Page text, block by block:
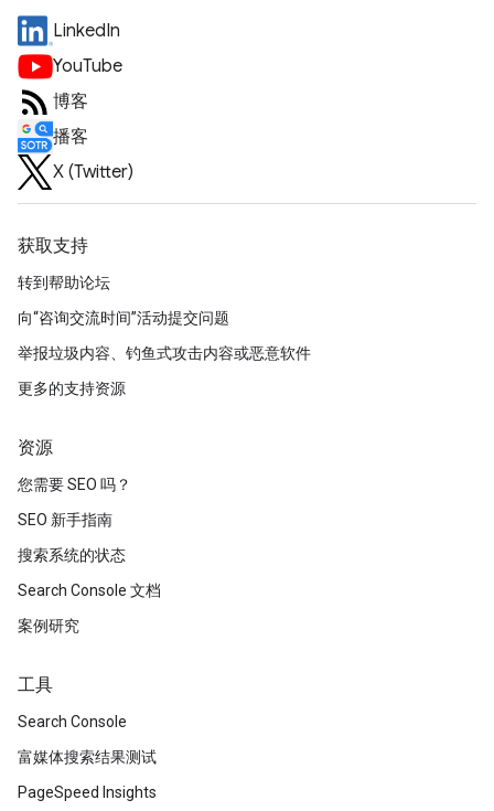
LinkedIn
YouTube
博客
播客
X (Twitter)
获取支持
转到帮助论坛
向“咨询交流时间”活动提交问题
举报垃圾内容、钓鱼式攻击内容或恶意软件
更多的支持资源
资源
您需要 SEO 吗？
SEO 新手指南
搜索系统的状态
Search Console 文档
案例研究
工具
Search Console
富媒体搜索结果测试
PageSpeed Insights